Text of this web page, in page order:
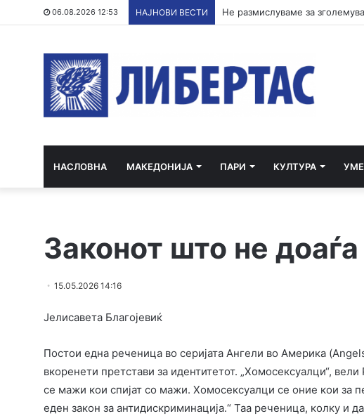
06.08.2026 12:53 НАЈНОВИ ВЕСТИ
НАСЛОВНА МАКЕДОНИЈА ПАРИ КУЛТУРА
Законот што не доаѓа
15.05.2026 14:16
Јелисавета Благојевиќ
Постои една реченица во серијата Ангели во Америка
вкоренети претстави за идентитетот. „Хомосексуалци“,
се мажи кои спијат со мажи. Хомосексуалци се оние кои за
еден закон за антидискриминација.“ Таа реченица, колку и